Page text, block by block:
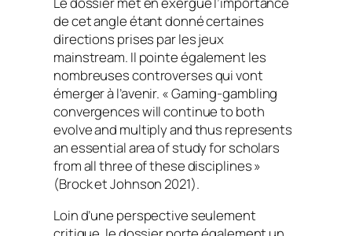
de cet angle étant donné certaines
directions prises par les jeux
mainstream. Il pointe également les
nombreuses controverses qui vont
émerger à l’avenir. «Gaming-gambling
convergences will continue to both
evolve and multiply and thus represents
an essential area of study for scholars
from all three of these disciplines»
(Brock et Johnson 2021).
Loin d’une perspective seulement